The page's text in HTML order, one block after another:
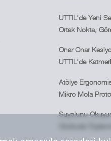
UTTIL’de Yeni
Ortak Nokta,
Onar Onar
UTTIL’de
Atölye
Mikro Mola
Suyolunu